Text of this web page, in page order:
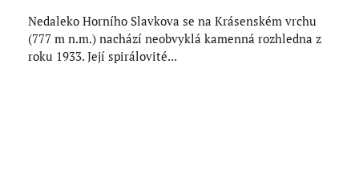
Nedaleko Horního Slavkova se na Krásenském vrchu
(777 m n.m.) nachází neobvyklá kamenná rozhledna z
roku 1933. Její spirálovité...